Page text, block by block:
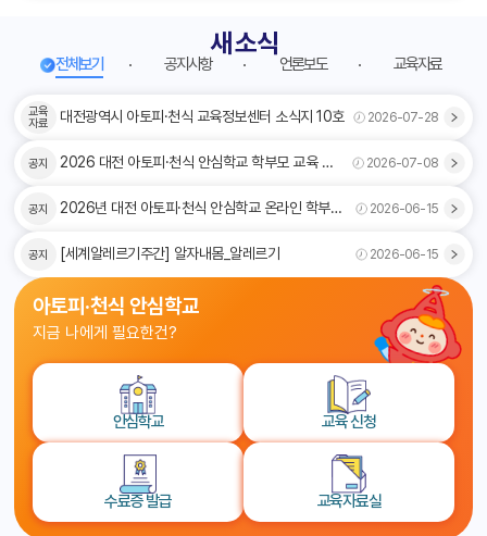
새 소식
전체보기 공지사항 언론보도 교육자료
교육
자료
대전광역시 아토피·천식 교육정보센터 소식지 10호 2026-07-28
공지
2026 대전 아토피·천식 안심학교 학부모 교육 후
2026-07-08
공지
2026년 대전 아토피·천식 안심학교 온라인 학부모
2026-06-15
공지 [세계알레르기주간] 알자내몸_알레르기 2026-06-15
아토피·천식 안심학교
지금 나에게 필요한건?
안심학교 교육 신청
수료증 발급 교육자료실